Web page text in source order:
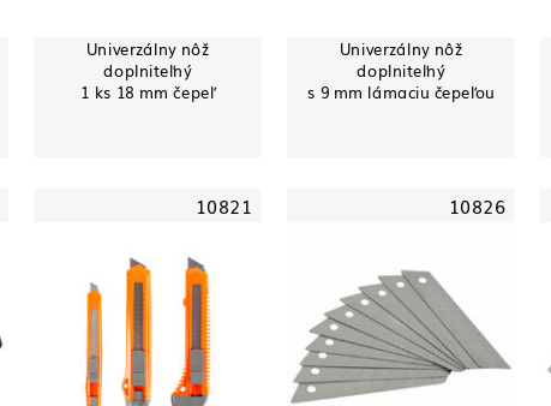
Univerzálny nôž
doplniteľný
1 ks 18 mm čepeľ
Univerzálny nôž
doplniteľný
s 9 mm lámaciu čepeľou
10821 10826